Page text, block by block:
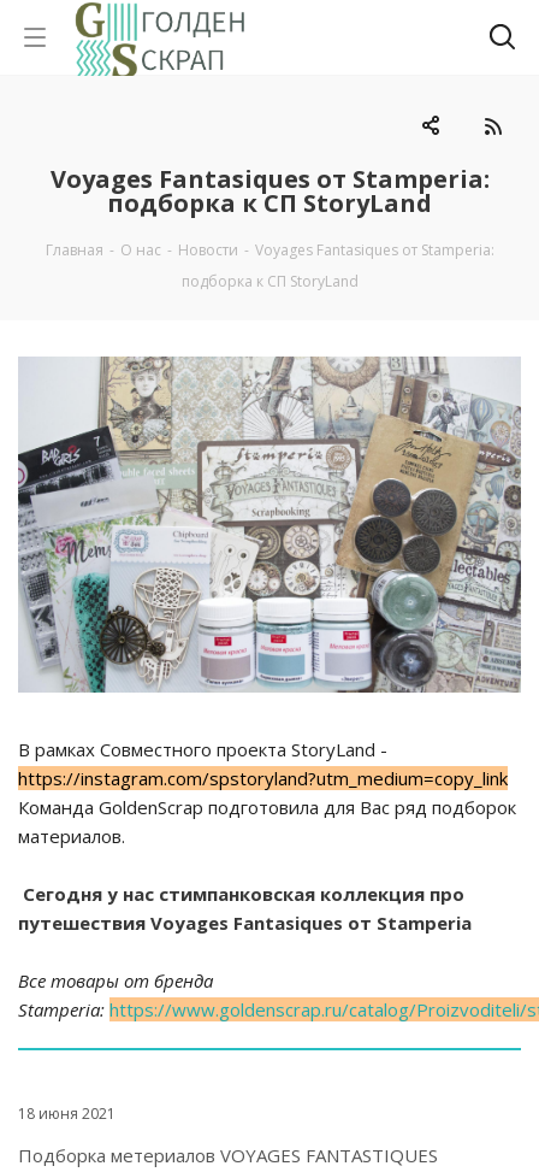
Voyages Fantasiques от Stamperia:
подборка к СП StoryLand
Главная - О нас - Новости - Voyages Fantasiques от Stamperia:
подборка к СП StoryLand
В рамках Совместного проекта StoryLand -
https://instagram.com/spstoryland?utm_medium=copy_link
Команда GoldenScrap подготовила для Вас ряд подборок
материалов.
Сегодня у нас стимпанковская коллекция про
путешествия Voyages Fantasiques от Stamperia
Все товары от бренда
Stamperia: https://www.goldenscrap.ru/catalog/Proizvoditeli/
18 июня 2021
Подборка метериалов VOYAGES FANTASTIQUES